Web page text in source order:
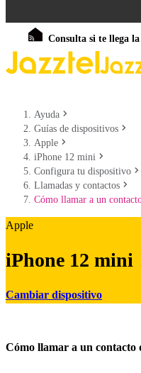
Consulta si te llega
Ayuda
Guías de dispositivos
Apple
iPhone 12 mini
Configura tu dispositivo
Llamadas y contactos
Cómo llamar a un
Apple
iPhone 12 mini
Cambiar dispositivo
Cómo llamar a un contacto